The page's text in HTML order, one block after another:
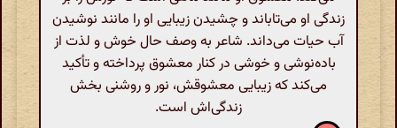
زندگی او می‌تاباند و چشیدن زیبایی او را مانند نوشیدن
آب حیات می‌داند. شاعر به وصف حال خوش و لذت از
باده‌نوشی و خوشی در کنار معشوق پرداخته و تأکید
می‌کند که زیبایی معشوقش، نور و روشنی بخش
زندگی‌اش است.